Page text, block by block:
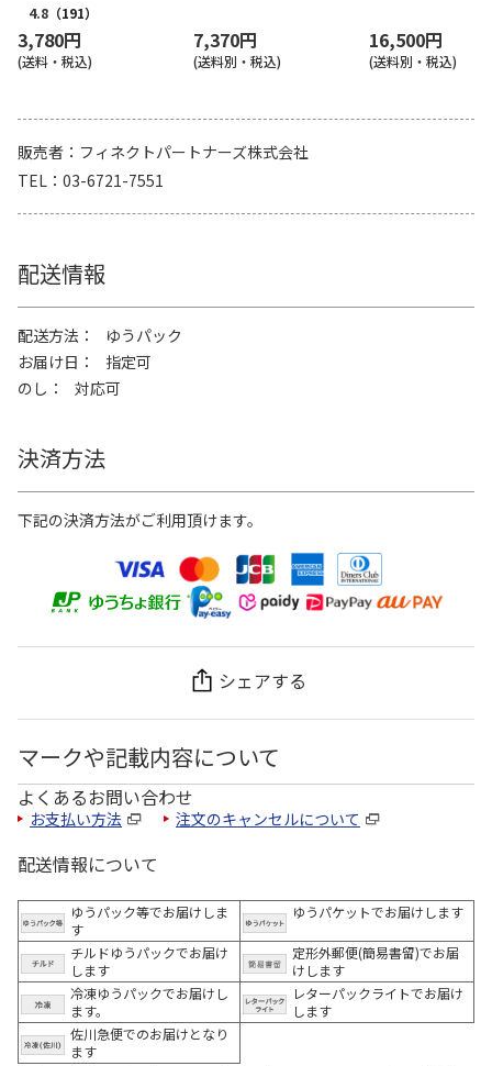
4.8 （191）
3,780円
(送料・税込)
7,370円
(送料別・税込)
16,500円
(送料別・税込)
販売者
フィネクトパートナーズ株式会社
TEL
03-6721-7551
配送情報
配送方法
ゆうパック
お届け日
指定可
のし
対応可
決済方法
下記の決済方法がご利用頂けます。
シェアする
マークや記載内容について
よくあるお問い合わせ
お支払い方法 注文のキャンセルについて
配送情報について
ゆうパック等でお届けしま
す
ゆうパケットでお届けします
チルドゆうパックでお届け
します
定形外郵便(簡易書留)でお届
けします
冷凍ゆうパックでお届けし
ます。
レターパックライトでお届け
します
佐川急便でのお届けとなり
ます